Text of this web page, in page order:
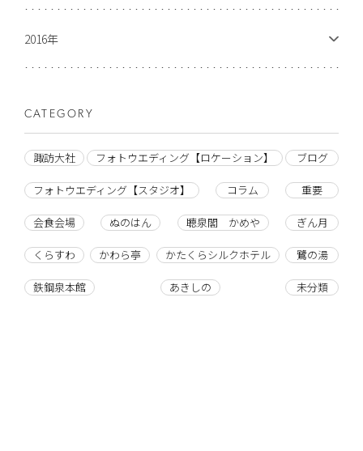
2016年
CATEGORY
諏訪大社 フォトウエディング【ロケーション】 ブログ
フォトウエディング【スタジオ】 コラム 重要
会食会場 ぬのはん 聴泉閣 かめや ぎん月
くらすわ かわら亭 かたくらシルクホテル 鷺の湯
鉄鋼泉本館 あきしの 未分類